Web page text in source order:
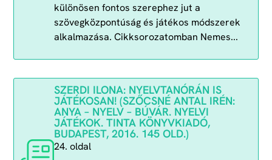
különösen fontos szerephez jut a
szövegközpontúság és játékos módszerek
alkalmazása. Cikksorozatomban Nemes...
SZERDI ILONA: NYELVTANÓRÁN IS
JÁTÉKOSAN! (SZŐCSNÉ ANTAL IRÉN:
ANYA – NYELV – BÚVÁR. NYELVI
JÁTÉKOK. TINTA KÖNYVKIADÓ,
BUDAPEST, 2016. 145 OLD.)
24. oldal